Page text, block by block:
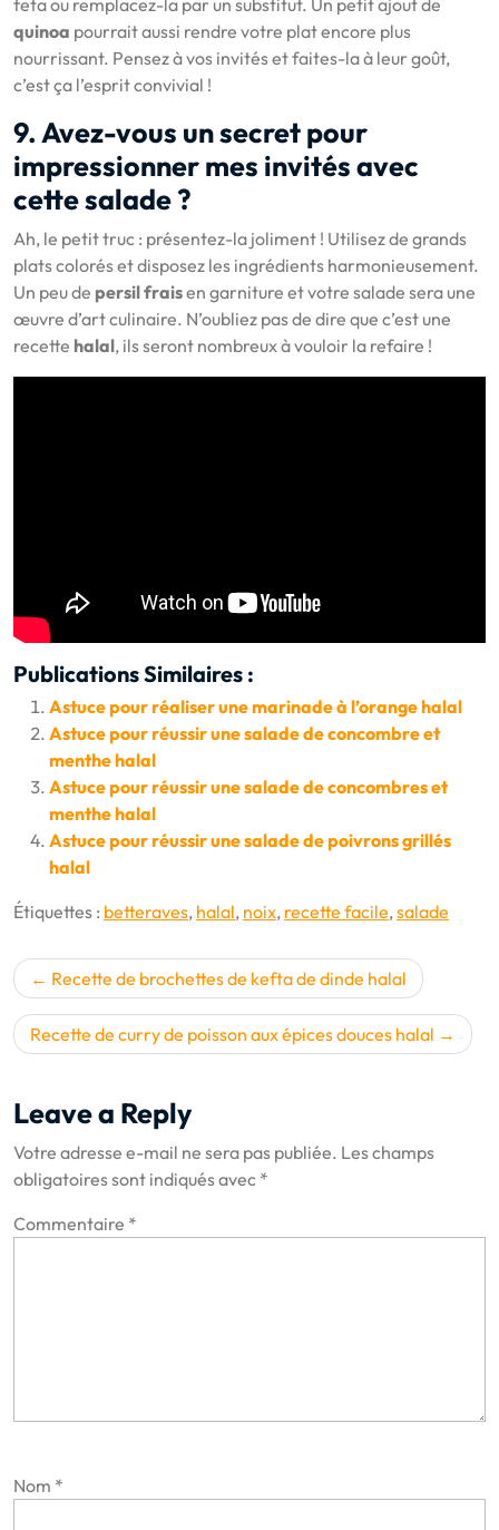
feta ou remplacez-la par un substitut. Un petit ajout de
quinoa pourrait aussi rendre votre plat encore plus
nourrissant. Pensez à vos invités et faites-la à leur goût,
c’est ça l’esprit convivial !
9. Avez-vous un secret pour
impressionner mes invités avec
cette salade ?
Ah, le petit truc : présentez-la joliment ! Utilisez de grands
plats colorés et disposez les ingrédients harmonieusement.
Un peu de persil fraisen garniture et votre salade sera une
œuvre d’art culinaire. N’oubliez pas de dire que c’est une
recette halal, ils seront nombreux à vouloir la refaire !
Publications Similaires :
Astuce pour réaliser une marinade à l’orange halal
Astuce pour réussir une salade de concombre et
menthe halal
Astuce pour réussir une salade de concombres et
menthe halal
Astuce pour réussir une salade de poivrons grillés
halal
Étiquettes : betteraves, halal, noix, recette facile, salade
Navigation
de
l’article
Recette de brochettes de kefta de dinde halal
Recette de curry de poisson aux épices douces halal
Leave a Reply
Votre adresse e-mail ne sera pas publiée. Les champs
obligatoires sont indiqués avec *
Commentaire *
Nom *